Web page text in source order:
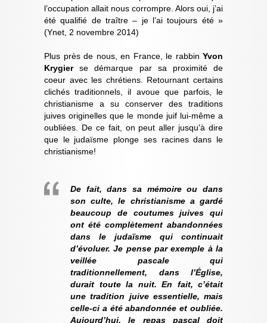
l’occupation allait nous corrompre. Alors oui, j’ai
été qualifié de traître – je l’ai toujours été »
(Ynet, 2 novembre 2014)
Plus près de nous, en France, le rabbin Yvon
Krygierse démarque par sa proximité de
coeur avec les chrétiens. Retournant certains
clichés traditionnels, il avoue que parfois, le
christianisme a su conserver des traditions
juives originelles que le monde juif lui-même a
oubliées. De ce fait, on peut aller jusqu'à dire
que le judaïsme plonge ses racines dans le
christianisme!
De fait, dans sa mémoire ou dans
son culte, le christianisme a gardé
beaucoup de coutumes juives qui
ont été complètement abandonnées
dans le judaïsme qui continuait
d’évoluer. Je pense par exemple à la
veillée pascale qui
traditionnellement, dans l’Église,
durait toute la nuit. En fait, c’était
une tradition juive essentielle, mais
celle-ci a été abandonnée et oubliée.
Aujour­d’hui, le repas pascal doit